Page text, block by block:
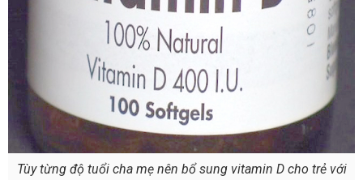
Tùy từng độ tuổi cha mẹ nên bổ sung vitamin D cho trẻ với